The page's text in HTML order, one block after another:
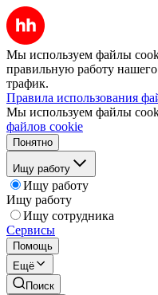
Мы используем файлы
правильную работу нашего
трафик.
Правила использования
Мы используем файлы
файлов cookie
Понятно
Ищу работу
Ищу работу
Ищу работу
Ищу сотрудника
Сервисы
Помощь
Ещё
Поиск